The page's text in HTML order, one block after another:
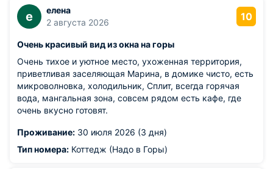
е
елена
2 августа 2026
10
Очень красивый вид из окна на горы
Очень тихое и уютное место, ухоженная территория,
приветливая заселяющая Марина, в домике чисто, есть
микроволновка, холодильник, Сплит, всегда горячая
вода, мангальная зона, совсем рядом есть кафе, где
очень вкусно готовят.
Проживание: 30 июля 2026 (3 дня)
Тип номера: Коттедж (Надо в Горы)